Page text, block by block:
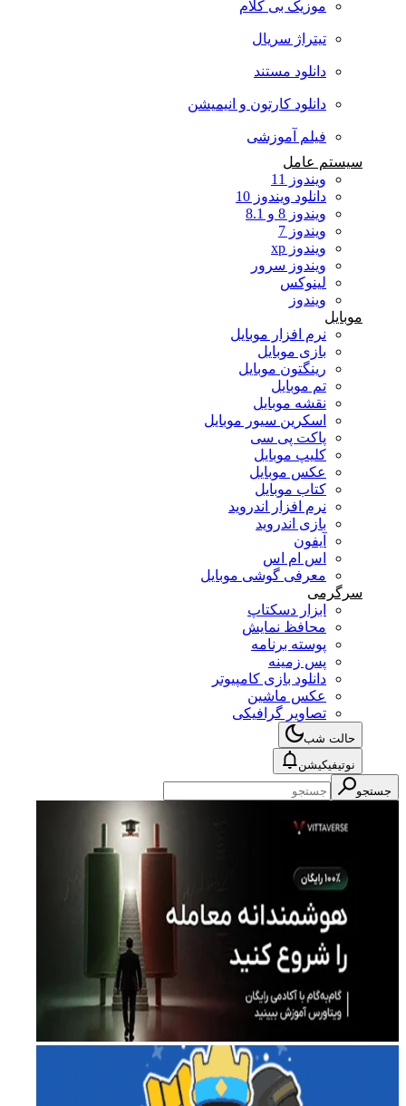
موزیک بی کلام
تیتراژ سریال
دانلود مستند
دانلود کارتون و انیمیشن
فیلم آموزشی
سیستم عامل
ویندوز 11
دانلود ویندوز 10
ویندوز 8 و 8.1
ویندوز 7
ویندوز xp
ویندوز سرور
لینوکس
ویندوز
موبایل
نرم افزار موبایل
بازی موبایل
رینگتون موبایل
تم موبایل
نقشه موبایل
اسکرین سیور موبایل
پاکت پی سی
کلیپ موبایل
عکس موبایل
کتاب موبایل
نرم افزار اندروید
بازی اندروید
آیفون
اس ام اس
معرفی گوشی موبایل
سرگرمی
ابزار دسکتاپ
محافظ نمایش
پوسته برنامه
پس زمینه
دانلود بازی کامپیوتر
عکس ماشین
تصاویر گرافیکی
حالت شب
نوتیفیکیشن
جستجو